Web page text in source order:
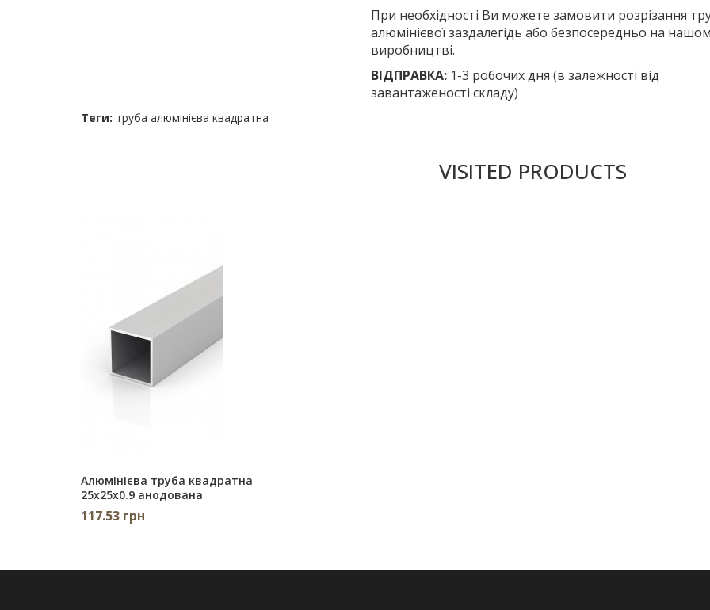
При необхідності Ви можете замовити розрізання
алюмінієвої заздалегідь або безпосередньо на
виробництві.
ВІДПРАВКА:1-3 робочих дня (в залежності від
завантаженості складу)
Теги: труба алюмінієва квадратна
VISITED PRODUCTS
Алюмінієва труба квадратна
25х25х0.9 анодована
117.53 грн